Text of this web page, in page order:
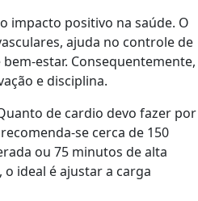
impacto positivo na saúde. O
ajuda no controle de
estar. Consequentemente,
e disciplina.
de cardio devo fazer por
se cerca de 150
ou 75 minutos de alta
ideal é ajustar a carga